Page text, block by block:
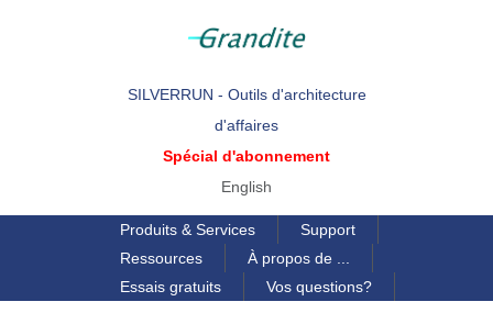
SILVERRUN - Outils d'architecture
d'affaires
Spécial d'abonnement
English
Produits & Services
Support
Ressources
À propos de ...
Essais gratuits
Vos questions?